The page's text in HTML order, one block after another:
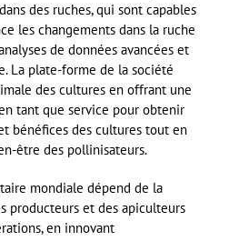
des ruches, qui sont capables
les changements dans la ruche
de données avancées et
La plate-forme de la société
des cultures en offrant une
tant que service pour obtenir
bénéfices des cultures tout en
être des pollinisateurs.
mondiale dépend de la
producteurs et des apiculteurs
en innovant